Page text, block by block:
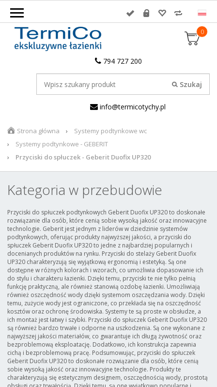
0
794 727 200
info@termicotychy.pl
Strona główna
Systemy podtynkowe wc
Systemy podtynkowe - GEBERIT
Przyciski do spłuczek - Geberit Duofix UP320
Kategoria w przebudowie
Przyciski do spłuczek podtynkowych Geberit Duofix UP320 to doskonałe
rozwiązanie dla osób, które cenią sobie wysoką jakość oraz innowacyjne
technologie. Geberit jest jednym z liderów w dziedzinie systemów
podtynkowych, oferując produkty najwyższej jakości, a przyciski do
spłuczek Geberit Duofix UP320 to jedne z najbardziej popularnych i
docenianych produktów na rynku. Przyciski do stelaży Geberit Duofix
UP320 charakteryzują się wyjątkową ergonomią i estetyką. Są one
dostępne w różnych kolorach i wzorach, co umożliwia dopasowanie ich
do stylu i charakteru łazienki. Dzięki temu, przyciski te nie tylko pełnią
funkcję praktyczną, ale również stanowią ozdobę łazienki. Umożliwiają
również oszczędność wody dzięki systemom oszczędzania wody. Dzięki
temu, zużycie wody jest ograniczone, co przekłada się na oszczędność
kosztów oraz ochronę środowiska. Systemy te są proste w obsłudze, a
ich montaż jest łatwy i szybki. Przyciski do spłuczek Geberit Duofix UP320
są również bardzo trwałe i odporne na uszkodzenia. Są one wykonane z
najwyższej jakości materiałów, co gwarantuje ich długą żywotność oraz
bezproblemową eksploatację. Dodatkowo, ich konstrukcja zapewnia
cichą i bezproblemową pracę. Podsumowując, przyciski do spłuczek
Geberit Duofix UP320 to doskonałe rozwiązanie dla osób, które cenią
sobie wysoką jakość oraz innowacyjne technologie. Produkty te
charakteryzują się estetycznym designem, oszczędnością wody, prostotą